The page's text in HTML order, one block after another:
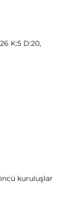
K:5 D:20,
kuruluşlar